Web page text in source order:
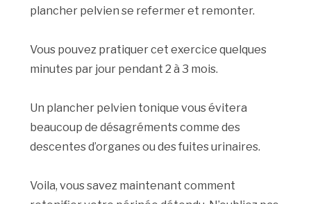
plancher pelvien se refermer et remonter.
Vous pouvez pratiquer cet exercice quelques
minutes par jour pendant 2 à 3 mois.
Un plancher pelvien tonique vous évitera
beaucoup de désagréments comme des
descentes d’organes ou des fuites urinaires.
Voila, vous savez maintenant comment